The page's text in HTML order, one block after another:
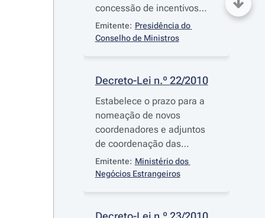
concessão de incentivos
financeiros assinado em 16
de Novembro de 2001, a
Irmãos, S. A., e declara a
concessão de benefícios
fiscais da Amorim & Irmãos,
S. A.
Emitente: Presidência do
Conselho de Ministros
Decreto-Lei n.º 22/2010
Estabelece o prazo para a
nomeação de novos
coordenadores e adjuntos
de coordenação das
estruturas de coordenação
do ensino do português no
Decreto-Lei n.º 165-C/2009
Emitente: Ministério dos
Negócios Estrangeiros